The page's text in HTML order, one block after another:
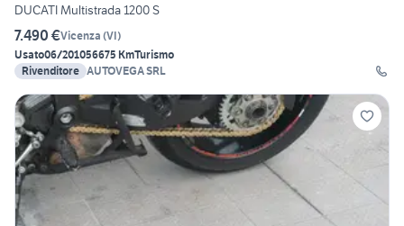
DUCATI Multistrada 1200 S
7.490 €Vicenza (VI)
Usato06/201056675 KmTurismo
Rivenditore AUTOVEGA SRL